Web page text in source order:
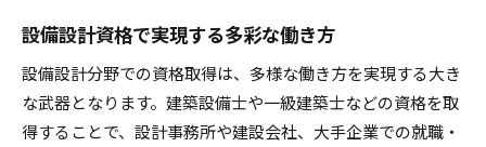
設備設計資格で実現する多彩な働き方
設備設計分野での資格取得は、多様な働き方を実現する大き
な武器となります。建築設備士や一級建築士などの資格を取
得することで、設計事務所や建設会社、大手企業での就職・